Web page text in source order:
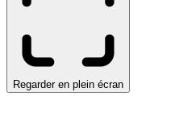
Regarder en plein écran